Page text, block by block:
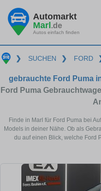
Automarkt
Marl.de
Autos einfach finden
❯ SUCHEN ❯ FORD
gebrauchte Ford Puma
Ford Puma
Finde in Marl für Ford Puma bei
Models in deiner Nähe. Ob als
du auf einen Blick, welche Ford